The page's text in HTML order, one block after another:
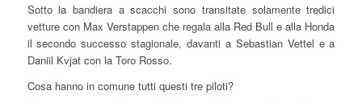
Sotto la bandiera a scacchi sono transitate solamente tredici
vetture con Max Verstappen che regala alla Red Bull e alla Honda
il secondo successo stagionale, davanti a Sebastian Vettel e a
Daniil Kvjat con la Toro Rosso.
Cosa hanno in comune tutti questi tre piloti?